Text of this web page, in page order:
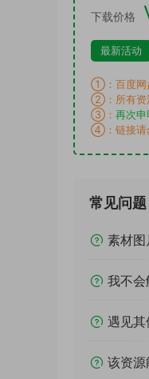
下载价格
最新活动
①：百度网
②：所有资
③： 再次申
④：链接请
常见问题
素材图
我不会
遇见其
该资源